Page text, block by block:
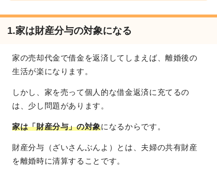
1.家は財産分与の対象になる
家の売却代金で借金を返済してしまえば、離婚後の
生活が楽になります。
しかし、家を売って個人的な借金返済に充てるの
は、少し問題があります。
家は「財産分与」の対象になるからです。
財産分与（ざいさんぶんよ）とは、夫婦の共有財産
を離婚時に清算することです。